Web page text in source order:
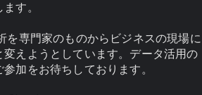
す。
を専門家のものからビジネスの現場に
えようとしています。データ活用の
加をお待ちしております。